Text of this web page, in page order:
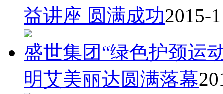
益讲座 圆满成功2015-
盛世集团“绿色护颈运
明艾美丽达圆满落幕